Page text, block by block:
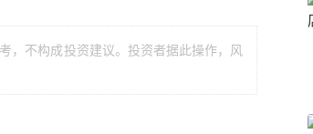
，不构成投资建议。投资者据此操作，风